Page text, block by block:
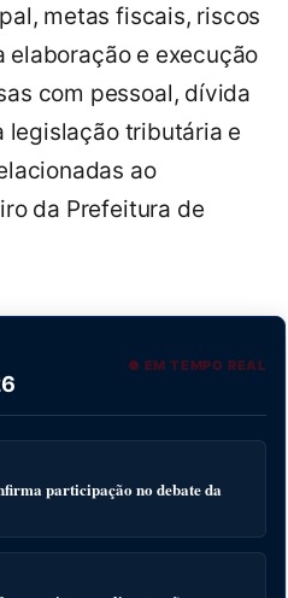
metas fiscais, riscos
e execução
com pessoal, dívida
legislação tributária e
ao
da Prefeitura de
● EM TEMPO REAL
participação no debate da